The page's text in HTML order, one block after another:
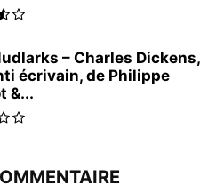
– Charles Dickens,
écrivain, de Philippe
&...